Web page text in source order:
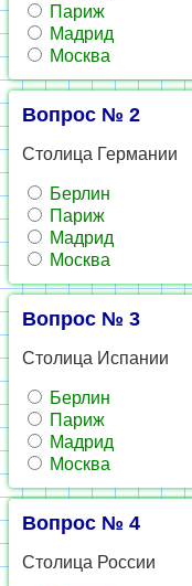
Париж
Мадрид
Москва
Вопрос № 2
Столица Германии
Берлин
Париж
Мадрид
Москва
Вопрос № 3
Столица Испании
Берлин
Париж
Мадрид
Москва
Вопрос № 4
Столица России